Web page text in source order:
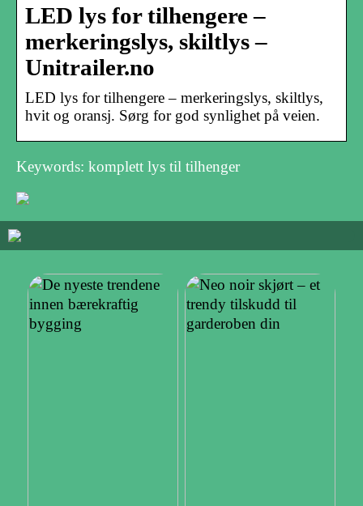
LED lys for tilhengere –
merkeringslys, skiltlys –
Unitrailer.no
LED lys for tilhengere – merkeringslys, skiltlys,
hvit og oransj. Sørg for god synlighet på veien.
Keywords: komplett lys til tilhenger